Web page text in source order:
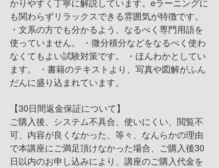
かりやすく丁寧に解説しています。eラーニングに
も関わらずリラックスできる雰囲気が特徴です。
・文系の方でも分かるよう、なるべく専門用語を
使っていません。 ・微分積分などをなるべく使わ
なくてもよい試験対策です。 ・ほんわかとしてい
ます。 ・書籍のテキストより、写真や図解がふん
だんに盛り込まれています。
【30日間返金保証について】
ご購入後、システム不具合、使いにくい、閲覧不
可、内容が良くなかった、等々、なんらかの理由
で本講座にご満足頂けなかった場合、ご購入後30
日以内のお申し込みにより、講座のご購入代金を